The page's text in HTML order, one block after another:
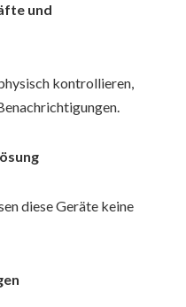
und
kontrollieren,
diese Geräte keine